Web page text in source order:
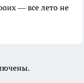
— все лето не